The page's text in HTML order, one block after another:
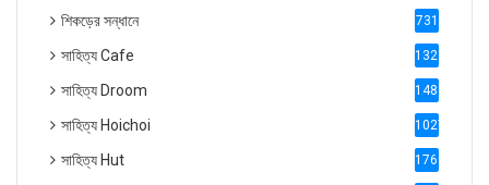
শিকড়ের সন্ধানে 731
সাহিত্য Cafe 1321
সাহিত্য Droom 1488
সাহিত্য Hoichoi 1027
সাহিত্য Hut 1769